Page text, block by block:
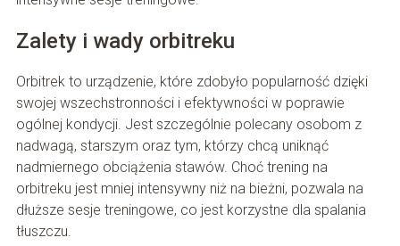
Zalety i wady orbitreku
Orbitrek to urządzenie, które zdobyło popularność dzięki
swojej wszechstronności i efektywności w poprawie
ogólnej kondycji. Jest szczególnie polecany osobom z
nadwagą, starszym oraz tym, którzy chcą uniknąć
nadmiernego obciążenia stawów. Choć trening na
orbitreku jest mniej intensywny niż na bieżni, pozwala na
dłuższe sesje treningowe, co jest korzystne dla spalania
tłuszczu.